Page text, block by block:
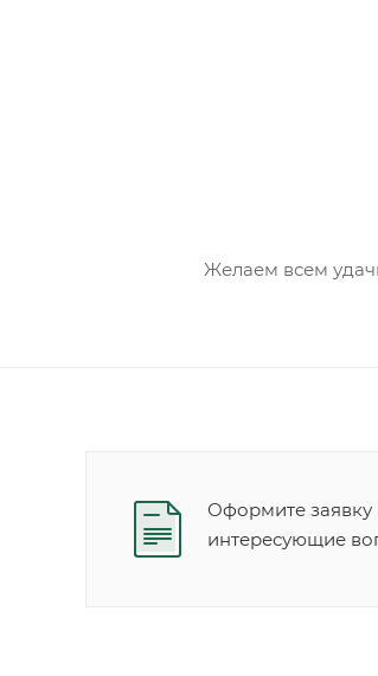
Желаем всем
Оформите заявку
интересующие